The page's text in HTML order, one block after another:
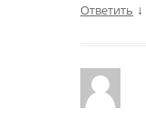
Ответить ↓